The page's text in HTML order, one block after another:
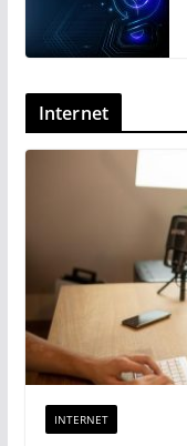
Internet
INTERNET